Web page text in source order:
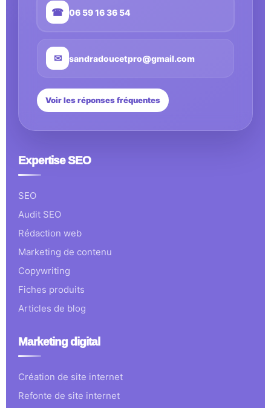
☎ 06 59 16 36 54
✉ sandradoucetpro@gmail.com
Voir les réponses fréquentes
Expertise SEO
SEO
Audit SEO
Rédaction web
Marketing de contenu
Copywriting
Fiches produits
Articles de blog
Marketing digital
Création de site internet
Refonte de site internet